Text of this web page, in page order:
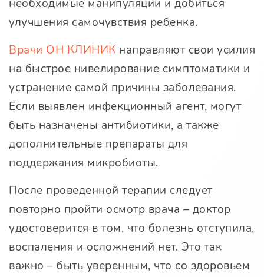
необходимые манипуляции и добиться
улучшения самочувствия ребенка.
Врачи ОН КЛИНИК направляют свои усилия
на быстрое нивелирование симптоматики и
устранение самой причины заболевания.
Если выявлен инфекционный агент, могут
быть назначены антибиотики, а также
дополнительные препараты для
поддержания микробиоты.
После проведенной терапии следует
повторно пройти осмотр врача – доктор
удостоверится в том, что болезнь отступила,
воспаления и осложнений нет. Это так
важно – быть уверенным, что со здоровьем